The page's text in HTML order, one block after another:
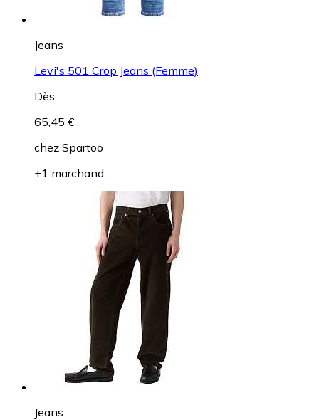
Jeans
Levi's 501 Crop Jeans (Femme)
Dès
65,45 €
chez Spartoo
+1 marchand
Jeans